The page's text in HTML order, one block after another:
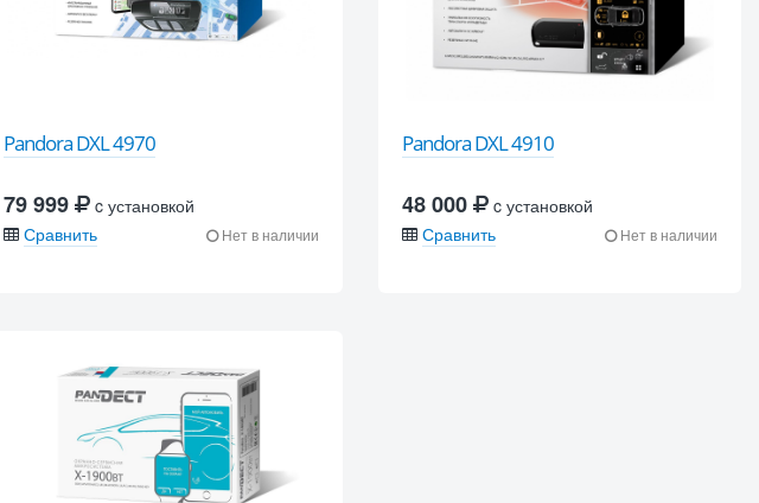
Pandora DXL 4970
79 999
c установкой
Сравнить
Нет в наличии
Pandora DXL 4910
48 000
c установкой
Сравнить
Нет в наличии